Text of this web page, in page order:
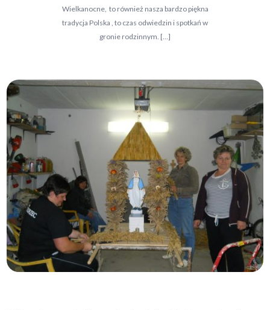
Wielkanocne, to również nasza bardzo piękna
tradycja Polska , to czas odwiedzin i spotkań w
gronie rodzinnym. […]